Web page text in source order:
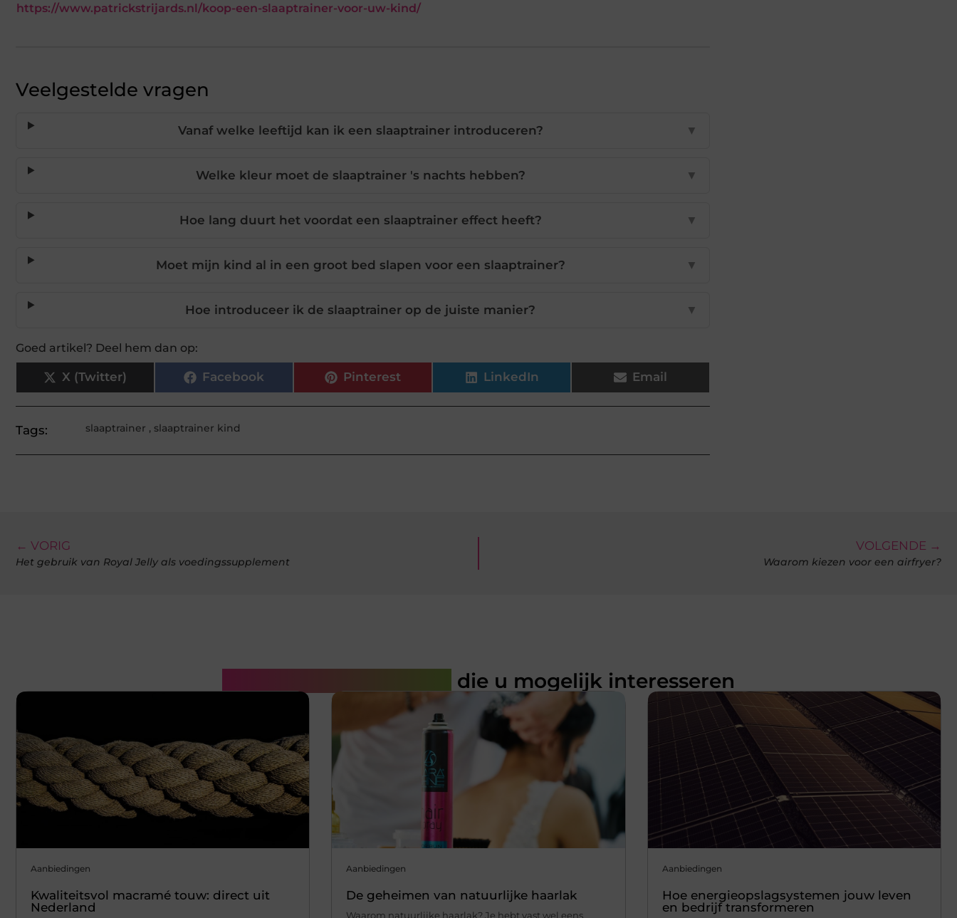
https://www.patrickstrijards.nl/koop-een-slaaptrainer-voor-uw-kind/
Veelgestelde vragen
Vanaf welke leeftijd kan ik een slaaptrainer introduceren? ▼
Welke kleur moet de slaaptrainer 's nachts hebben? ▼
Hoe lang duurt het voordat een slaaptrainer effect heeft? ▼
Moet mijn kind al in een groot bed slapen voor een slaaptrainer? ▼
Hoe introduceer ik de slaaptrainer op de juiste manier? ▼
Goed artikel? Deel hem dan op:
X (Twitter) Facebook Pinterest LinkedIn Email
Tags: slaaptrainer , slaaptrainer kind
← VORIG
Het gebruik van Royal Jelly als voedingssupplement
VOLGENDE →
Waarom kiezen voor een airfryer?
die u mogelijk interesseren
Aanbiedingen
Kwaliteitsvol macramé touw: direct uit
Nederland
Aanbiedingen
De geheimen van natuurlijke haarlak
Waarom natuurlijke haarlak? Je hebt vast wel eens
Aanbiedingen
Hoe energieopslagsystemen jouw leven
en bedrijf transformeren